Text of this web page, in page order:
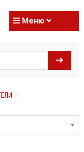
Меню